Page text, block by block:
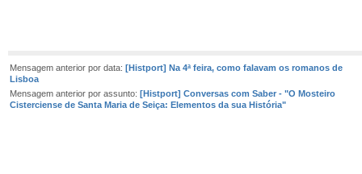
Mensagem anterior por data: [Histport] Na 4ª feira, como falavam os romanos de
Lisboa
Mensagem anterior por assunto: [Histport] Conversas com Saber - "O Mosteiro
Cisterciense de Santa Maria de Seiça: Elementos da sua História"